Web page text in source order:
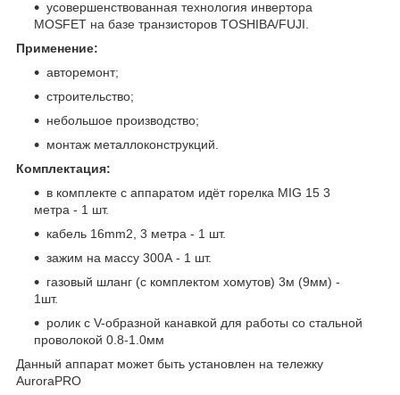
усовершенствованная технология инвертора
MOSFET на базе транзисторов TOSHIBA/FUJI.
Применение:
авторемонт;
строительство;
небольшое производство;
монтаж металлоконструкций.
Комплектация:
в комплекте с аппаратом идёт горелка MIG 15 3
метра - 1 шт.
кабель 16mm2, 3 метра - 1 шт.
зажим на массу 300А - 1 шт.
газовый шланг (с комплектом хомутов) 3м (9мм) -
1шт.
ролик с V-образной канавкой для работы со стальной
проволокой 0.8-1.0мм
Данный аппарат может быть установлен на тележку
AuroraPRO